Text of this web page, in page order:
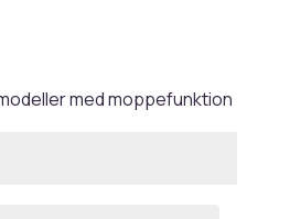
med moppefunktion